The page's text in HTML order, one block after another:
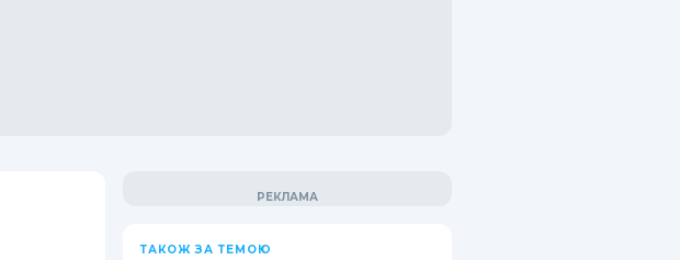
ТАКОЖ ЗА ТЕМОЮ